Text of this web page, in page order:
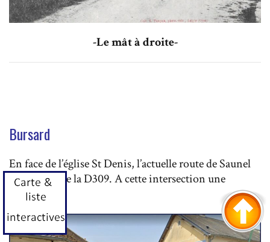
-Le mât à droite-
Bursard
En face de l’église St Denis, l’actuelle route de Saunel
(D759) croise la D309. A cette intersection une
plaque.